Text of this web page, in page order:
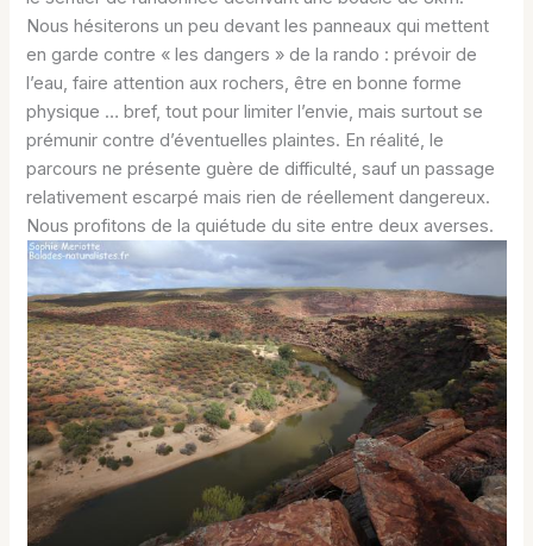
Nous hésiterons un peu devant les panneaux qui mettent
en garde contre « les dangers » de la rando : prévoir de
l’eau, faire attention aux rochers, être en bonne forme
physique … bref, tout pour limiter l’envie, mais surtout se
prémunir contre d’éventuelles plaintes. En réalité, le
parcours ne présente guère de difficulté, sauf un passage
relativement escarpé mais rien de réellement dangereux.
Nous profitons de la quiétude du site entre deux averses.